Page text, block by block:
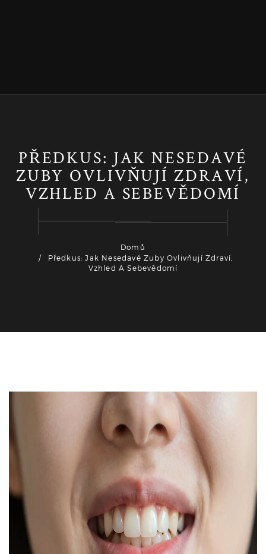
PŘEDKUS: JAK NESEDAVÉ
ZUBY OVLIVŇUJÍ ZDRAVÍ,
VZHLED A SEBEVĚDOMÍ
Domů
Předkus: Jak Nesedavé Zuby Ovlivňují Zdraví,
Vzhled A Sebevědomí
Zdraví a péče o zuby